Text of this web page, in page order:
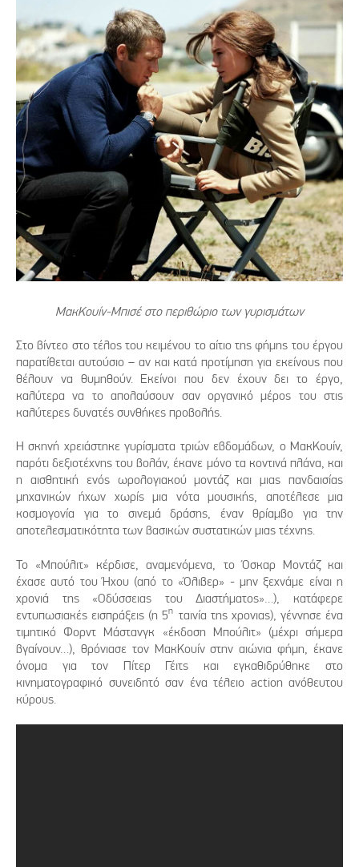
ΜακΚουίν-Μπισέ στο περιθώριο των γυρισμάτων
Στο βίντεο στο τέλος του κειμένου το αίτιο της φήμης του έργου
παρατίθεται αυτούσιο – αν και κατά προτίμηση για εκείνους που
θέλουν να θυμηθούν. Εκείνοι που δεν έχουν δει το έργο,
καλύτερα να το απολαύσουν σαν οργανικό μέρος του στις
καλύτερες δυνατές συνθήκες προβολής.
Η σκηνή χρειάστηκε γυρίσματα τριών εβδομάδων, ο ΜακΚουίν,
παρότι δεξιοτέχνης του βολάν, έκανε μόνο τα κοντινά πλάνα, και
η αισθητική ενός ωρολογιακού μοντάζ και μιας πανδαισίας
μηχανικών ήχων χωρίς μια νότα μουσικής, αποτέλεσε μια
κοσμογονία για το σινεμά δράσης, έναν θρίαμβο για την
αποτελεσματικότητα των βασικών συστατικών μιας τέχνης.
Το «Μπούλιτ» κέρδισε, αναμενόμενα, το Όσκαρ Μοντάζ και
έχασε αυτό του Ήχου (από το «Όλιβερ» - μην ξεχνάμε είναι η
χρονιά της «Οδύσσειας του Διαστήματος»…), κατάφερε
εντυπωσιακές εισπράξεις (η 5η ταινία της χρονιας), γέννησε ένα
τιμητικό Φορντ Μάστανγκ «έκδοση Μπούλιτ» (μέχρι σήμερα
βγαίνουν…), θρόνιασε τον ΜακΚουίν στην αιώνια φήμη, έκανε
όνομα για τον Πίτερ Γέιτς και εγκαθιδρύθηκε στο
κινηματογραφικό συνειδητό σαν ένα τέλειο action ανόθευτου
κύρους.